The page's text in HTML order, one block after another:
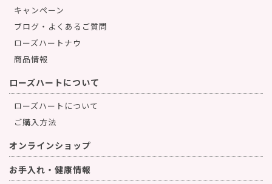
キャンペーン
ブログ・よくあるご質問
ローズハートナウ
商品情報
ローズハートについて
ローズハートについて
ご購入方法
オンラインショップ
お手入れ・健康情報